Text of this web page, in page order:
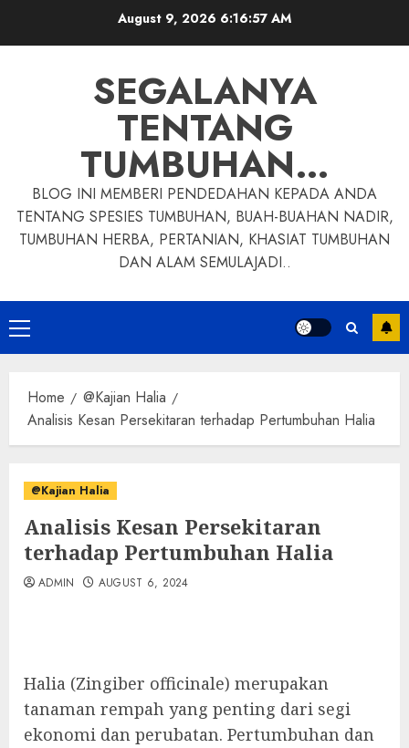
August 9, 2026 6:16:58 AM
SEGALANYA
TENTANG
TUMBUHAN…
BLOG INI MEMBERI PENDEDAHAN KEPADA ANDA
TENTANG SPESIES TUMBUHAN, BUAH-BUAHAN NADIR,
TUMBUHAN HERBA, PERTANIAN, KHASIAT TUMBUHAN
DAN ALAM SEMULAJADI..
Primary
Menu
Home
@Kajian Halia
Analisis Kesan Persekitaran terhadap Pertumbuhan Halia
@Kajian Halia
Analisis Kesan Persekitaran
terhadap Pertumbuhan Halia
ADMIN AUGUST 6, 2024
Halia (Zingiber officinale) merupakan
tanaman rempah yang penting dari segi
ekonomi dan perubatan. Pertumbuhan dan